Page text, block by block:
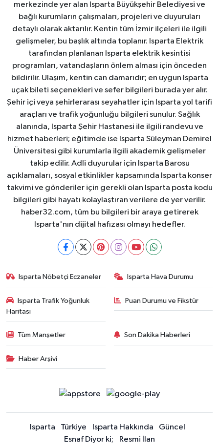
merkezinde yer alan Isparta Büyükşehir Belediyesi ve
bağlı kurumların çalışmaları, projeleri ve duyuruları
detaylı olarak aktarılır. Kentin tüm İzmir ilçeleri ile ilgili
gelişmeler, bu başlık altında toplanır. Isparta Elektrik
tarafından planlanan Isparta elektrik kesintisi
programları, vatandaşların önlem alması için önceden
bildirilir. Ulaşım, kentin can damarıdır; en uygun Isparta
uçak bileti seçenekleri ve sefer bilgileri burada yer alır.
Şehir içi veya şehirlerarası seyahatler için Isparta yol tarifi
araçları ve trafik yoğunluğu bilgileri sunulur. Sağlık
alanında, Isparta Şehir Hastanesi ile ilgili randevu ve
hizmet haberleri; eğitimde ise Isparta Süleyman Demirel
Üniversitesi gibi kurumlarla ilgili akademik gelişmeler
takip edilir. Adli duyurular için Isparta Barosu
açıklamaları, sosyal etkinlikler kapsamında Isparta konser
takvimi ve gönderiler için gerekli olan Isparta posta kodu
bilgileri gibi hayatı kolaylaştıran verilere de yer verilir.
haber32.com, tüm bu bilgileri bir araya getirerek
Isparta'nın dijital hafızası olmayı hedefler.
Isparta Nöbetçi Eczaneler Isparta Hava Durumu
Isparta Trafik Yoğunluk
Haritası
Puan Durumu ve Fikstür
Tüm Manşetler Son Dakika Haberleri
Haber Arşivi
Isparta Türkiye Isparta Hakkında
Güncel
Esnaf Diyor ki;
Resmi İlan